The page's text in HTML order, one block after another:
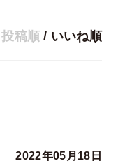
投稿順 / いいね順
2022年05月18日